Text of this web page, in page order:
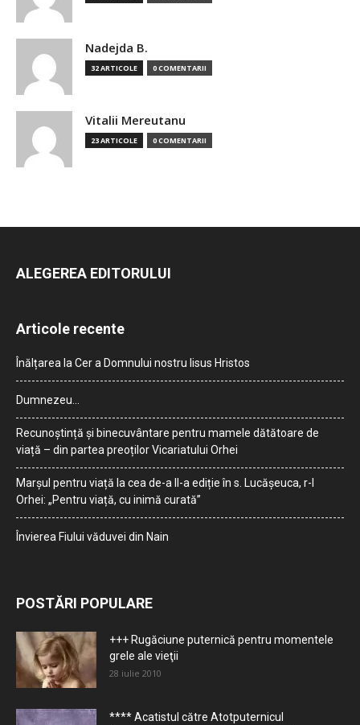
Nadejda B.
32 ARTICOLE 0 COMENTARII
Vitalii Mereutanu
23 ARTICOLE 0 COMENTARII
ALEGEREA EDITORULUI
Articole recente
Înălțarea la Cer a Domnului nostru Iisus Hristos
Dumnezeu…
Recunoștință și binecuvântare pentru mamele dătătoare de
viață – din partea preoților Vicariatului Orhei
Marșul pentru viață la cea de-a II-a ediție în s. Lucășeuca, r-l
Orhei: „Pentru viață, cu inimă curată”
Învierea Fiului văduvei din Nain
POSTĂRI POPULARE
+++ Rugăciune puternică pentru momentele
grele ale vieţii
28 iulie 2010
**** Acatistul către Atotputernicul